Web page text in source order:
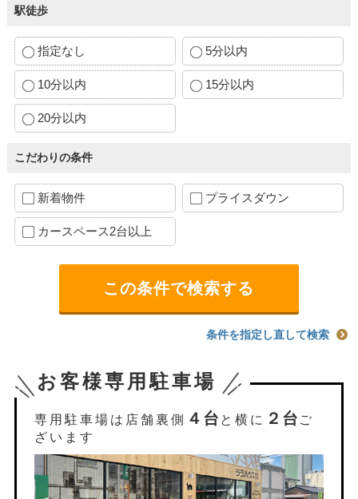
駅徒歩
指定なし 5分以内
10分以内 15分以内
20分以内
こだわりの条件
新着物件 プライスダウン
カースペース2台以上
条件を指定し直して検索
お客様専用駐車場
専用駐車場は店舗裏側 ４台 と横に ２台 ご
ざいます